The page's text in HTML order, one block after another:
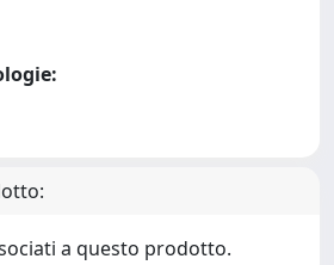
a questo prodotto.